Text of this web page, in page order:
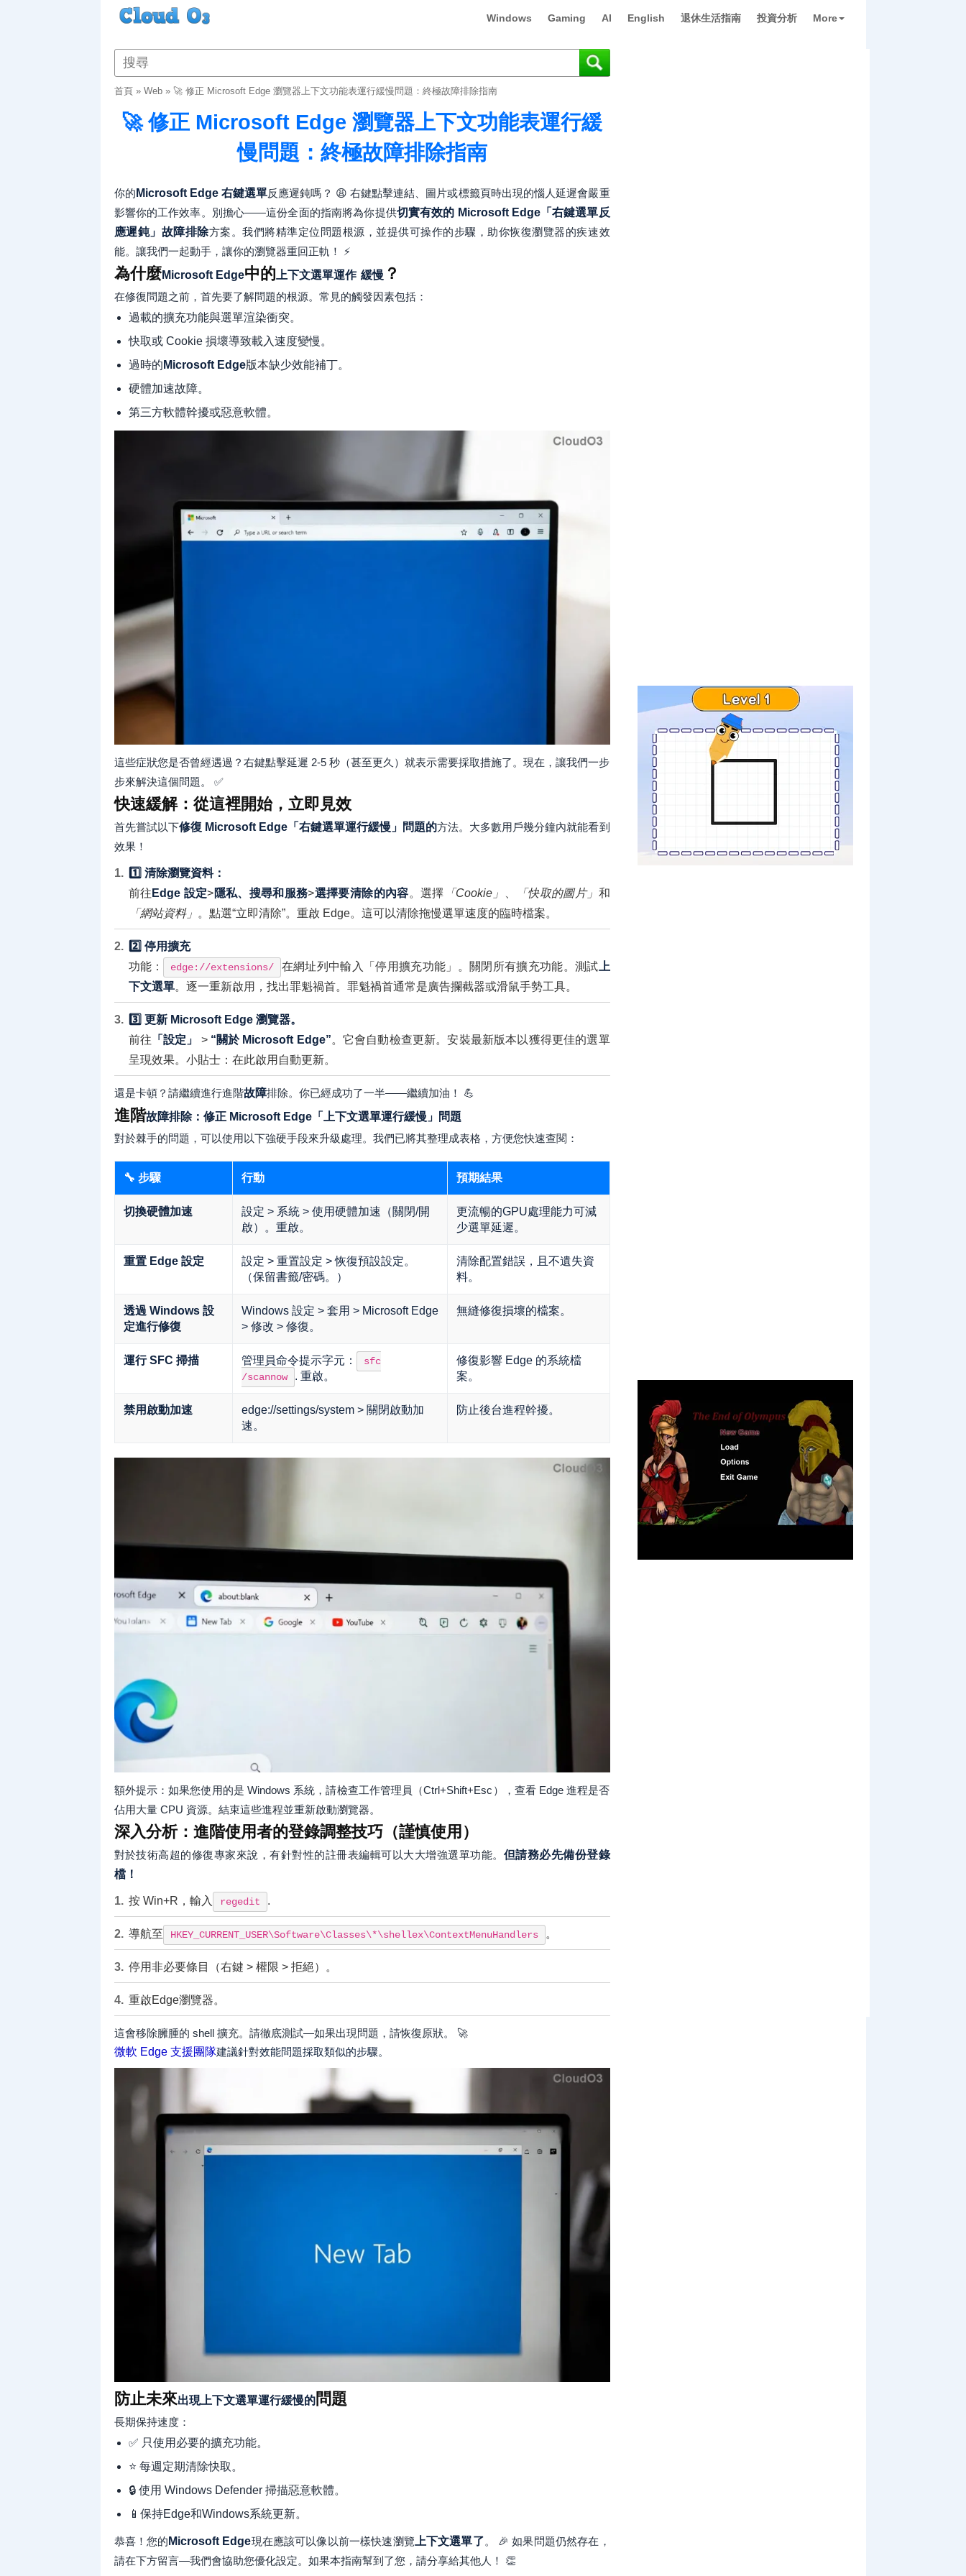
Windows Gaming AI English 退休生活指南 投資分析 More
首頁» Web» 🚀 修正 Microsoft Edge 瀏覽器上下文功能表運行緩慢問題：終極故障排除指南
🚀 修正 Microsoft Edge 瀏覽器上下文功能表運行緩
慢問題：終極故障排除指南
你的 Microsoft Edge 右鍵選單反應遲鈍嗎？ 😩 右鍵點擊連結、圖片或標籤頁時出現的惱人延遲會嚴重
影響你的工作效率。別擔心——這份全面的指南將為你提供切實有效的 Microsoft Edge「右鍵選單反
應遲鈍」故障排除方案。我們將精準定位問題根源，並提供可操作的步驟，助你恢復瀏覽器的疾速效
能。讓我們一起動手，讓你的瀏覽器重回正軌！ ⚡
為什麼Microsoft Edge中的 上下文選單運作 緩慢 ？
在修復問題之前，首先要了解問題的根源。常見的觸發因素包括：
過載的擴充功能與選單渲染衝突。
快取或 Cookie 損壞導致載入速度變慢。
過時的 Microsoft Edge版本缺少效能補丁。
硬體加速故障。
第三方軟體幹擾或惡意軟體。
這些症狀您是否曾經遇過？右鍵點擊延遲 2-5 秒（甚至更久）就表示需要採取措施了。現在，讓我們一步
步來解決這個問題。 ✅
快速緩解：從這裡開始，立即見效
首先嘗試以下修復 Microsoft Edge「右鍵選單運行緩慢」問題的方法。大多數用戶幾分鐘內就能看到
效果！
1️⃣ 清除瀏覽資料：
前往 Edge 設定>隱私、搜尋和服務>選擇要清除的內容。選擇 「Cookie」 「快取的圖片」 和
「網站資料」 。點選“立即清除”。重啟 Edge。這可以清除拖慢選單速度的臨時檔案。
2️⃣ 停用擴充
功能：
edge://extensions/ 在網址列中輸入「停用擴充功能」。關閉所有擴充功能。測試 上
下文選單。逐一重新啟用，找出罪魁禍首。罪魁禍首通常是廣告攔截器或滑鼠手勢工具。
3️⃣ 更新 Microsoft Edge 瀏覽器。
前往 「設定」 > “關於 Microsoft Edge”。它會自動檢查更新。安裝最新版本以獲得更佳的選單
呈現效果。小貼士：在此啟用自動更新。
還是卡頓？請繼續進行進階故障排除。你已經成功了一半——繼續加油！ 💪
進階故障排除：修正 Microsoft Edge「上下文選單運行緩慢」問題
對於棘手的問題，可以使用以下強硬手段來升級處理。我們已將其整理成表格，方便您快速查閱：
🔧 步驟 行動 預期結果
切換硬體加速
設定 > 系統 > 使用硬體加速（關閉/開
啟）。重啟。
更流暢的GPU處理能力可減
少選單延遲。
重置 Edge 設定
設定 > 重置設定 > 恢復預設設定。
（保留書籤/密碼。）
清除配置錯誤，且不遺失資
料。
透過 Windows 設
定進行修復
Windows 設定 > 套用 > Microsoft Edge
> 修改 > 修復。
無縫修復損壞的檔案。
運行 SFC 掃描 管理員命令提示字元：
sfc
/scannow
. 重啟。
修復影響 Edge 的系統檔
案。
禁用啟動加速
edge://settings/system > 關閉啟動加
速。
防止後台進程幹擾。
額外提示：如果您使用的是 Windows 系統，請檢查工作管理員（Ctrl+Shift+Esc），查看 Edge 進程是否
佔用大量 CPU 資源。結束這些進程並重新啟動瀏覽器。
深入分析：進階使用者的登錄調整技巧（謹慎使用）
對於技術高超的修復專家來說，有針對性的註冊表編輯可以大大增強選單功能。 但請務必先備份登錄
檔！
按 Win+R，輸入 regedit .
導航至 HKEY_CURRENT_USER\Software\Classes\*\shellex\ContextMenuHandlers 。
停用非必要條目（右鍵 > 權限 > 拒絕）。
重啟Edge瀏覽器。
這會移除臃腫的 shell 擴充。請徹底測試—如果出現問題，請恢復原狀。 🚀
微軟 Edge 支援團隊建議針對效能問題採取類似的步驟。
防止未來出現上下文選單運行緩慢的問題
長期保持速度：
✅ 只使用必要的擴充功能。
⭐ 每週定期清除快取。
🔒 使用 Windows Defender 掃描惡意軟體。
📱保持Edge和Windows系統更新。
恭喜！您的 Microsoft Edge現在應該可以像以前一樣快速瀏覽 上下文選單了。 🎉 如果問題仍然存在，
請在下方留言—我們會協助您優化設定。如果本指南幫到了您，請分享給其他人！ 👏